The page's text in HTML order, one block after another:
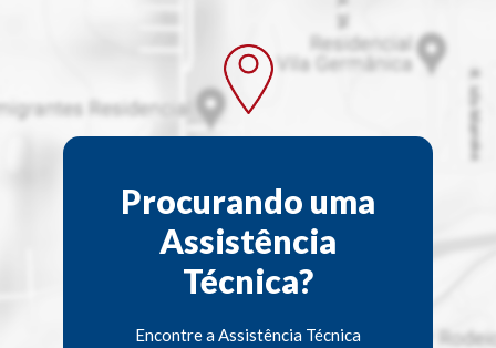
Procurando uma
Assistência
Técnica?
Encontre a Assistência Técnica